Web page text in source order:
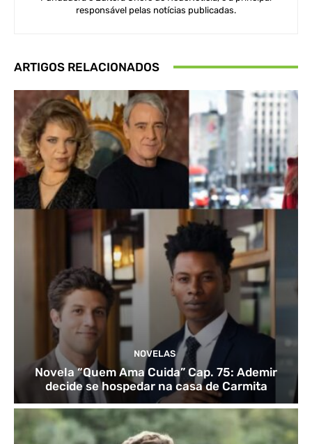
responsável pelas notícias publicadas.
ARTIGOS RELACIONADOS
NOVELAS
Novela “Quem Ama Cuida” Cap. 75: Ademir
decide se hospedar na casa de Carmita